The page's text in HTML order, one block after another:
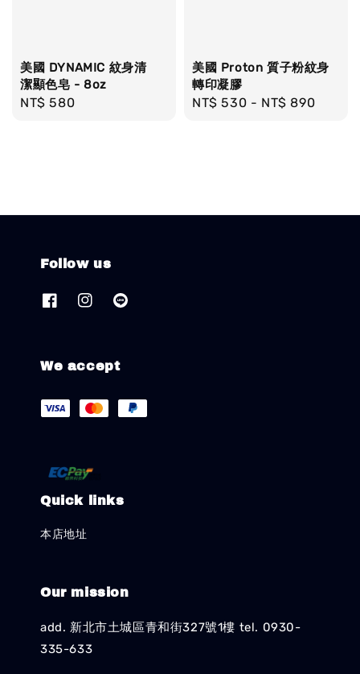
美國 DYNAMIC 紋身清
潔顯色皂 - 8oz
Regular
NT$ 580
美國 Proton 質子粉紋身
轉印凝膠
Regular
NT$ 530 - NT$ 890
Follow us
We accept
Quick links
本店地址
Our mission
add. 新北市土城區青和街327號1樓 tel. 0930-
335-633